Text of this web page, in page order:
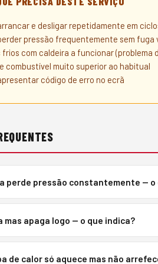
e desligar repetidamente em
pressão frequentemente sem fuga
frios com caldeira a funcionar (problema
combustível muito superior ao habitual
código de erro no ecrã
perde pressão constantemente — o
com defeito a descarregar.
mas apaga logo — o que indica?
de calor só aquece mas não